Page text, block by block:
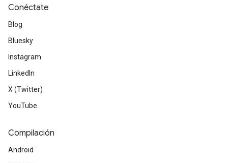
Conéctate
Blog
Bluesky
Instagram
LinkedIn
X (Twitter)
YouTube
Compilación
Android